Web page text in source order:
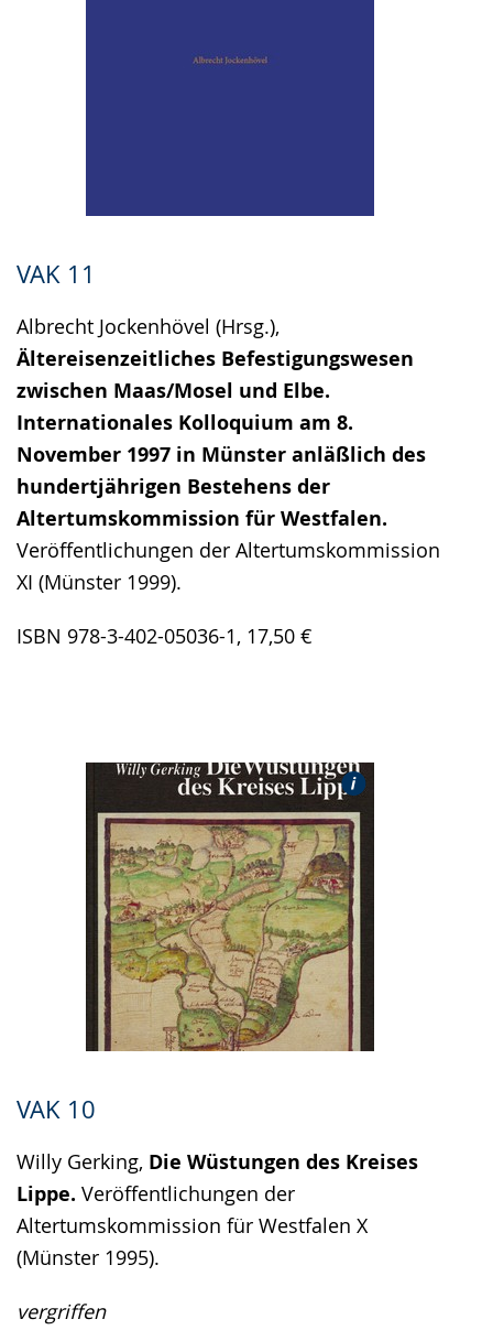
VAK 11
Albrecht Jockenhövel (Hrsg.),
Ältereisenzeitliches Befestigungswesen
zwischen Maas/Mosel und Elbe.
Internationales Kolloquium am 8.
November 1997 in Münster anläßlich des
hundertjährigen Bestehens der
Altertumskommission für Westfalen.
Veröffentlichungen der Altertumskommission
XI (Münster 1999).
ISBN 978-3-402-05036-1, 17,50 €
VAK 10
Willy Gerking, Die Wüstungen des Kreises
Lippe. Veröffentlichungen der
Altertumskommission für Westfalen X
(Münster 1995).
vergriffen